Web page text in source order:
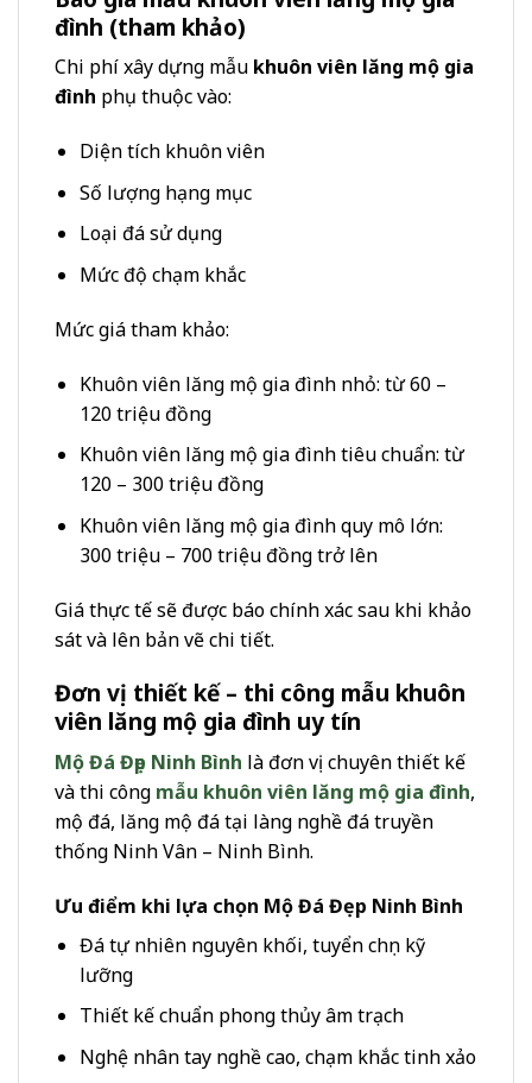
đình (tham khảo)
Chi phí xây dựng mẫu khuôn viên lăng mộ gia
đình phụ thuộc vào:
Diện tích khuôn viên
Số lượng hạng mục
Loại đá sử dụng
Mức độ chạm khắc
Mức giá tham khảo:
Khuôn viên lăng mộ gia đình nhỏ: từ 60 –
120 triệu đồng
Khuôn viên lăng mộ gia đình tiêu chuẩn: từ
120 – 300 triệu đồng
Khuôn viên lăng mộ gia đình quy mô lớn:
300 triệu – 700 triệu đồng trở lên
Giá thực tế sẽ được báo chính xác sau khi khảo
sát và lên bản vẽ chi tiết.
Đơn vị thiết kế – thi công mẫu khuôn
viên lăng mộ gia đình uy tín
Mộ Đá Đẹp Ninh Bình là đơn vị chuyên thiết kế
và thi công mẫu khuôn viên lăng mộ gia đình,
mộ đá, lăng mộ đá tại làng nghề đá truyền
thống Ninh Vân – Ninh Bình.
Ưu điểm khi lựa chọn Mộ Đá Đẹp Ninh Bình
Đá tự nhiên nguyên khối, tuyển chọn kỹ
lưỡng
Thiết kế chuẩn phong thủy âm trạch
Nghệ nhân tay nghề cao, chạm khắc tinh xảo